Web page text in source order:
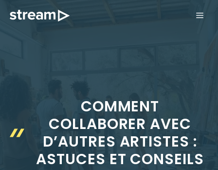
COMMENT
COLLABORER AVEC
D’AUTRES ARTISTES :
ASTUCES ET CONSEILS